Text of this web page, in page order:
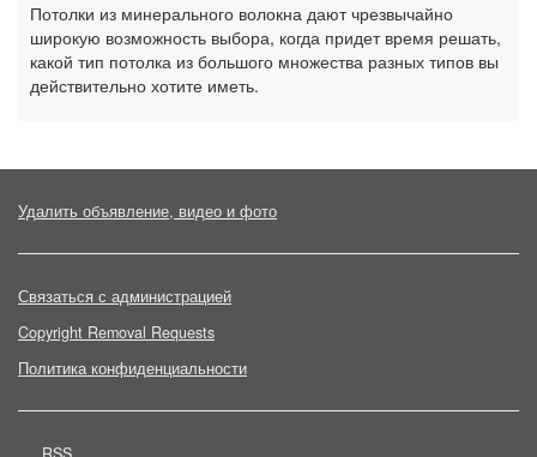
Потолки из минерального волокна дают чрезвычайно
широкую возможность выбора, когда придет время решать,
какой тип потолка из большого множества разных типов вы
действительно хотите иметь.
Удалить объявление, видео и фото
Связаться с администрацией
Copyright Removal Requests
Политика конфиденциальности